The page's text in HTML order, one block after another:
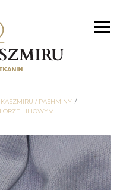
KASZMIRU / PASHMINY
LILIOWYM